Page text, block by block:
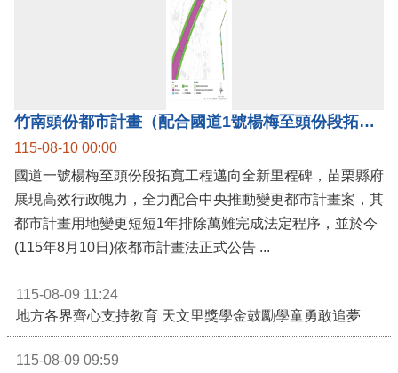
竹南頭份都市計畫（配合國道1號楊梅至頭份段拓寬工程）案公告實施，國道1號楊梅至頭份黃金廊帶加速啟動！
115-08-10 00:00
國道一號楊梅至頭份段拓寬工程邁向全新里程碑，苗栗縣府
展現高效行政魄力，全力配合中央推動變更都市計畫案，其
都市計畫用地變更短短1年排除萬難完成法定程序，並於今
(115年8月10日)依都市計畫法正式公告 ...
115-08-09 11:24
地方各界齊心支持教育 天文里獎學金鼓勵學童勇敢追夢
115-08-09 09:59